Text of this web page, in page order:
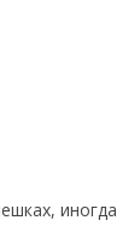
иногда